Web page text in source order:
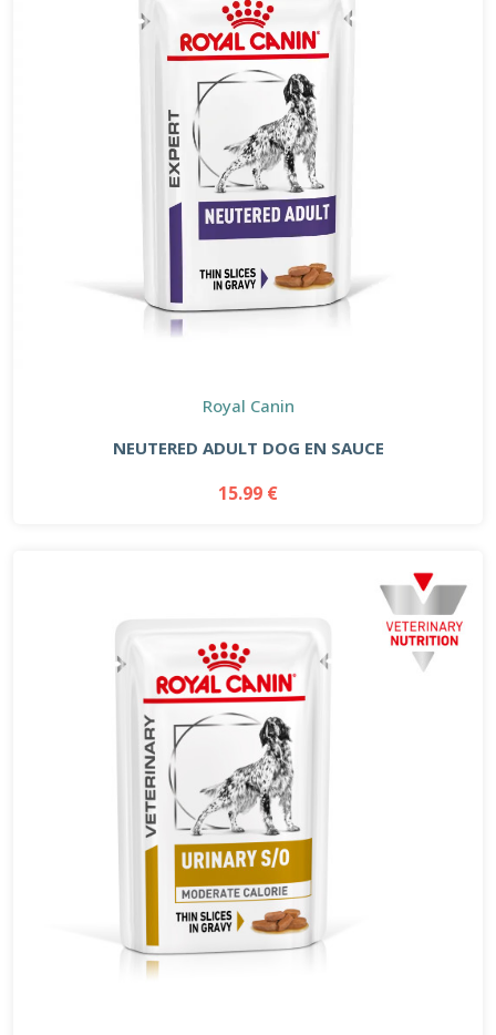
Royal Canin
NEUTERED ADULT DOG EN SAUCE
15.99 €